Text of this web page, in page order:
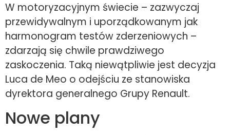
W motoryzacyjnym świecie – zazwyczaj
przewidywalnym i uporządkowanym jak
harmonogram testów zderzeniowych –
zdarzają się chwile prawdziwego
zaskoczenia. Taką niewątpliwie jest decyzja
Luca de Meo o odejściu ze stanowiska
dyrektora generalnego Grupy Renault.
Nowe plany